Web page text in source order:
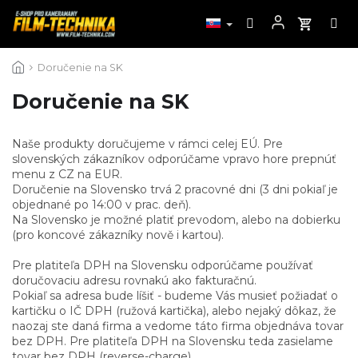
na
Doručenie na SK
Doručenie na SK
Naše produkty doručujeme v rámci celej EÚ. Pre
slovenských zákazníkov odporúčame vpravo hore prepnúť
menu z CZ na EUR.
Doručenie na Slovensko trvá 2 pracovné dni (3 dni pokiaľ je
objednané po 14:00 v prac. deň).
Na Slovensko je možné platiť prevodom, alebo na dobierku
(pro koncové zákazníky nově i kartou).
Pre platiteľa DPH na Slovensku odporúčame používať
doručovaciu adresu rovnakú ako fakturačnú.
Pokiaľ sa adresa bude líšiť - budeme Vás musieť požiadať o
kartičku o IČ DPH (ružová kartička), alebo nejaký dôkaz, že
naozaj ste daná firma a vedome táto firma objednáva tovar
bez DPH. Pre platiteľa DPH na Slovensku teda zasielame